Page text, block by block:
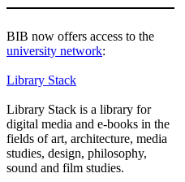
​BIB now offers access to the
university network:
Library Stack​
Library Stack is a library for
digital media and e-books in the
fields of art, architecture, media
studies, design, philosophy,
sound and film studies.